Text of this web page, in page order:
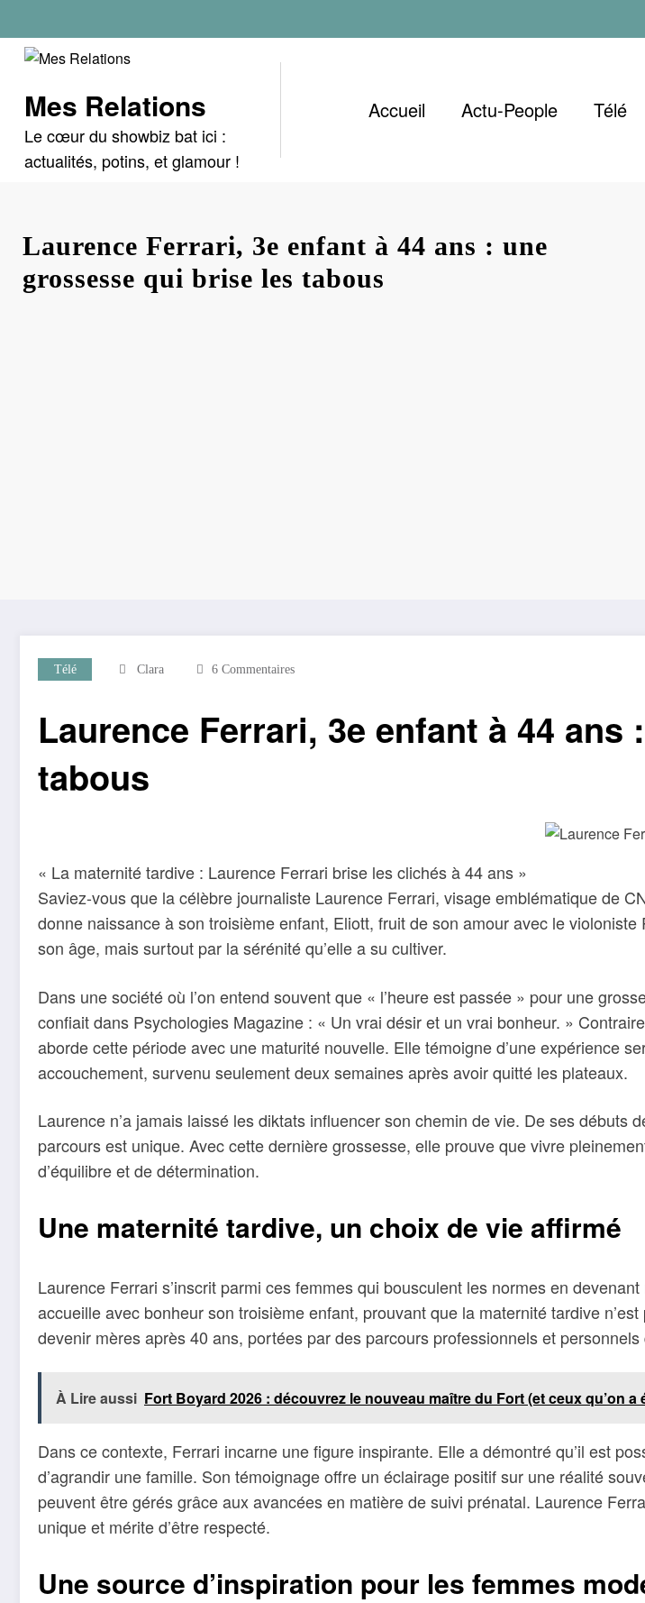
au
contenu
Mes Relations
Le cœur du showbiz bat ici :
actualités, potins, et glamour !
Accueil Actu-People Télé
Laurence Ferrari, 3e enfant à 44 ans : une
grossesse qui brise les tabous
Télé Clara 6 Commentaires
Laurence Ferrari, 3e enfant à 44
tabous
« La maternité tardive : Laurence Ferrari brise les clichés à 44 ans »
Saviez-vous que la célèbre journaliste Laurence Ferrari, visage emblématique de
donne naissance à son troisième enfant, Eliott, fruit de son amour avec le
son âge, mais surtout par la sérénité qu’elle a su cultiver.
Dans une société où l’on entend souvent que « l’heure est passée » pour une
confiait dans Psychologies Magazine : « Un vrai désir et un vrai bonheur. »
aborde cette période avec une maturité nouvelle. Elle témoigne d’une expérience
accouchement, survenu seulement deux semaines après avoir quitté les plateaux.
Laurence n’a jamais laissé les diktats influencer son chemin de vie. De ses
parcours est unique. Avec cette dernière grossesse, elle prouve que vivre
d’équilibre et de détermination.
Une maternité tardive, un choix de vie affirmé
Laurence Ferrari s’inscrit parmi ces femmes qui bousculent les normes en
accueille avec bonheur son troisième enfant, prouvant que la maternité tardive
devenir mères après 40 ans, portées par des parcours professionnels et personnels
À Lire aussi Fort Boyard 2026 : découvrez le nouveau maître du Fort (et ceux qu’on
Dans ce contexte, Ferrari incarne une figure inspirante. Elle a démontré qu’il est
d’agrandir une famille. Son témoignage offre un éclairage positif sur une réalité
peuvent être gérés grâce aux avancées en matière de suivi prénatal. Laurence
unique et mérite d’être respecté.
Une source d’inspiration pour les femmes